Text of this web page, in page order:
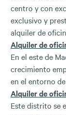
centro y con
exclusivo y
alquiler de
Alquiler de
En el este de
crecimiento
en el entorno
Alquiler de
Este distrito se